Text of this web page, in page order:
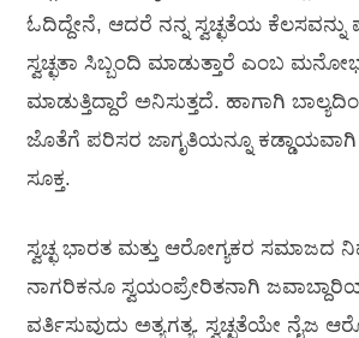
ಓದಿದ್ದೇನೆ, ಆದರೆ ನನ್ನ ಸ್ವಚ್ಛತೆಯ
ಸ್ವಚ್ಛತಾ ಸಿಬ್ಬಂದಿ ಮಾಡುತ್ತಾರೆ ಎಂಬ
ಮಾಡುತ್ತಿದ್ದಾರೆ ಅನಿಸುತ್ತದೆ. ಹಾಗಾಗಿ
ಜೊತೆಗೆ ಪರಿಸರ ಜಾಗೃತಿಯನ್ನೂ
ಸೂಕ್ತ.
ಸ್ವಚ್ಛ ಭಾರತ ಮತ್ತು ಆರೋಗ್ಯಕರ ಸಮಾಜದ
ನಾಗರಿಕನೂ ಸ್ವಯಂಪ್ರೇರಿತನಾಗಿ
ವರ್ತಿಸುವುದು ಅತ್ಯಗತ್ಯ. ಸ್ವಚ್ಛತೆಯೇ ನೈಜ